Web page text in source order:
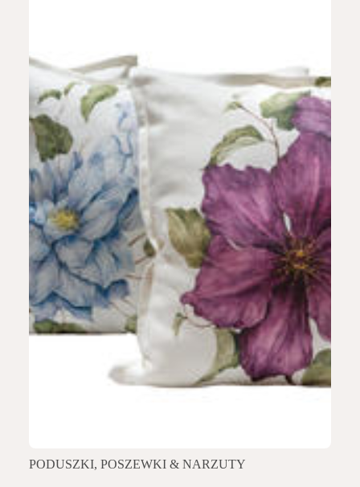
PODUSZKI, POSZEWKI & NARZUTY